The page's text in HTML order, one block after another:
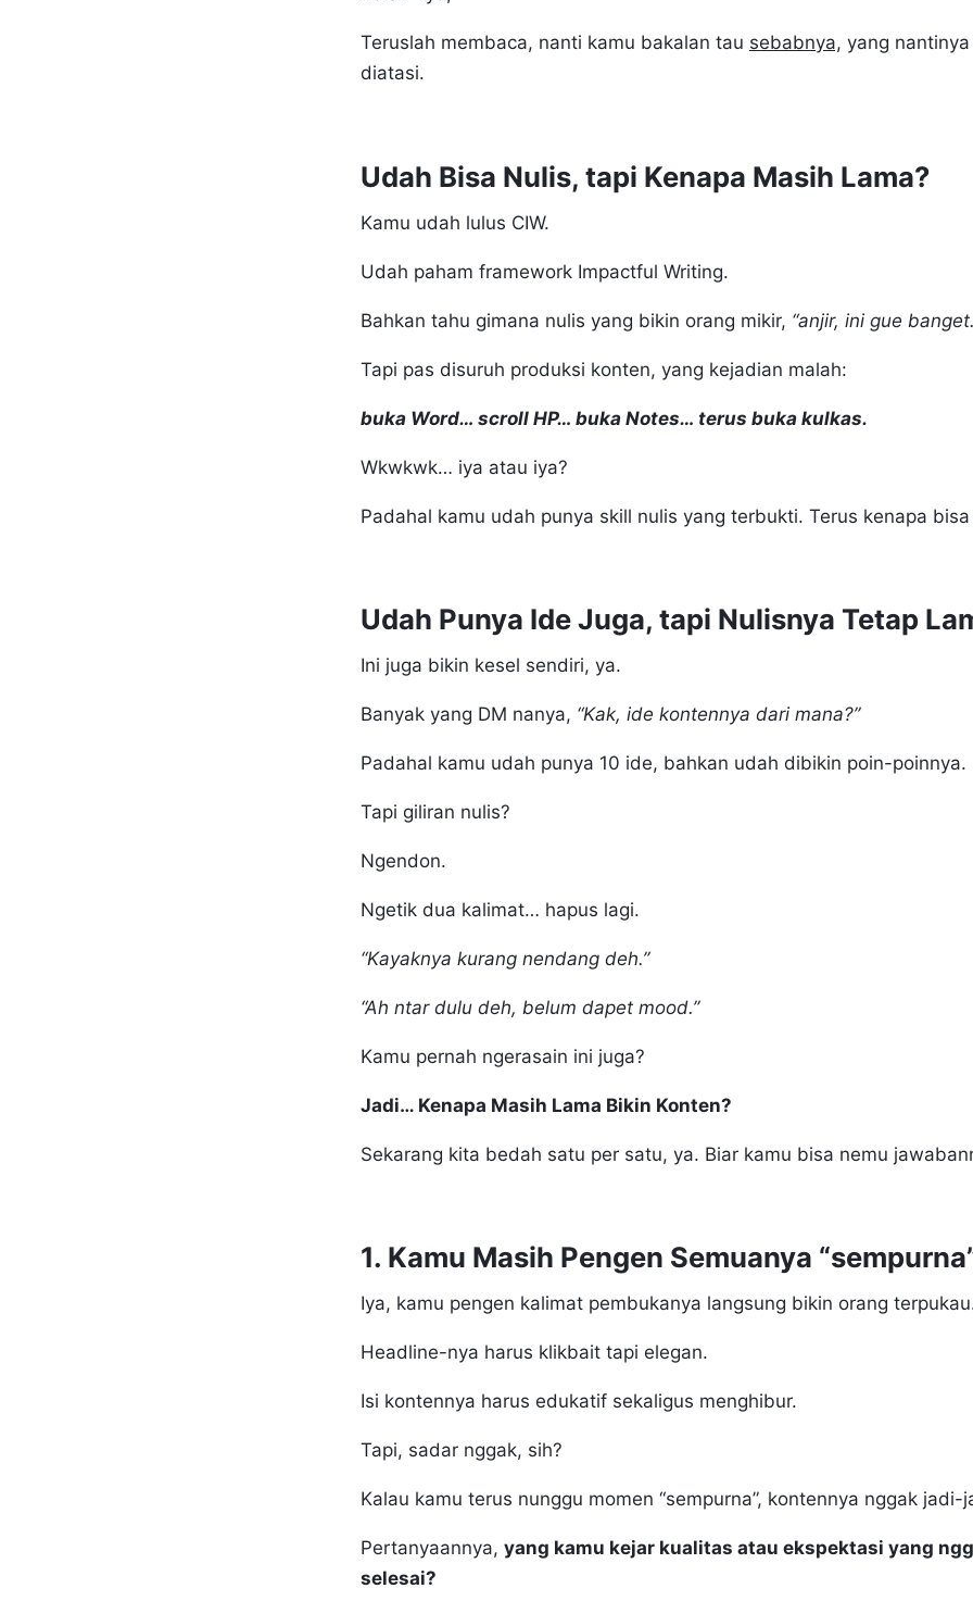
Teruslah membaca, nanti kamu bakalan tau sebabnya, yang
diatasi.
Udah Bisa Nulis, tapi Kenapa Masih Lama?
Kamu udah lulus CIW.
Udah paham framework Impactful Writing.
Bahkan tahu gimana nulis yang bikin orang mikir, “anjir, ini gue
Tapi pas disuruh produksi konten, yang kejadian malah:
buka Word… scroll HP… buka Notes… terus buka kulkas.
Wkwkwk… iya atau iya?
Padahal kamu udah punya skill nulis yang terbukti. Terus kenapa
Udah Punya Ide Juga, tapi Nulisnya Tetap
Ini juga bikin kesel sendiri, ya.
Banyak yang DM nanya, “Kak, ide kontennya dari mana?”
Padahal kamu udah punya 10 ide, bahkan udah dibikin poin-poinnya.
Tapi giliran nulis?
Ngendon.
Ngetik dua kalimat… hapus lagi.
“Kayaknya kurang nendang deh.”
“Ah ntar dulu deh, belum dapet mood.”
Kamu pernah ngerasain ini juga?
Jadi… Kenapa Masih Lama Bikin Konten?
Sekarang kita bedah satu per satu, ya. Biar kamu bisa nemu
1. Kamu Masih Pengen Semuanya
Iya, kamu pengen kalimat pembukanya langsung bikin orang
Headline-nya harus klikbait tapi elegan.
Isi kontennya harus edukatif sekaligus menghibur.
Tapi, sadar nggak, sih?
Kalau kamu terus nunggu momen “sempurna”, kontennya nggak jadi-
Pertanyaannya, yang kamu kejar kualitas atau ekspektasi yang
selesai?